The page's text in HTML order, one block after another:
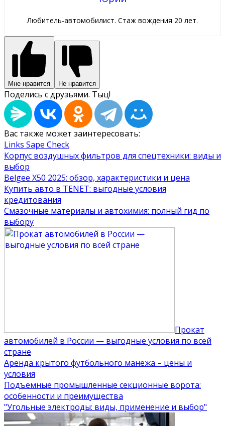
Любитель-автомобилист. Стаж вождения 20 лет.
Мне нравится Не нравится
Поделись с друзьями. Тыц!
Вас также может заинтересовать:
Links Sape Check
Корпус воздушных фильтров для спецтехники: виды и
выбор
Belgee X50 2025: обзор, характеристики и цена
Купить авто в TENET: выгодные условия
кредитования
Смазочные материалы и автохимия: полный гид по
выбору
Прокат
автомобилей в России — выгодные условия по всей
стране
Аренда крытого футбольного манежа – цены и
условия
Подъемные промышленные секционные ворота:
особенности и преимущества
"Угольные электроды: виды, применение и выбор"